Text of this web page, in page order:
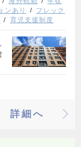
ンあり
フレック
育児支援制度
詳細へ